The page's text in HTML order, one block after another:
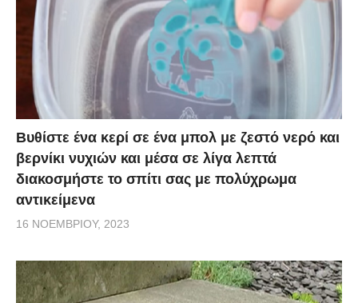
Βυθίστε ένα κερί σε ένα μπολ με ζεστό νερό και
βερνίκι νυχιών και μέσα σε λίγα λεπτά
διακοσμήστε το σπίτι σας με πολύχρωμα
αντικείμενα
16 ΝΟΕΜΒΡΊΟΥ, 2023